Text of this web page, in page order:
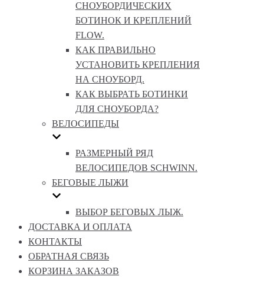
СНОУБОРДИЧЕСКИХ
БОТИНОК И КРЕПЛЕНИЙ
FLOW.
КАК ПРАВИЛЬНО
УСТАНОВИТЬ КРЕПЛЕНИЯ
НА СНОУБОРД.
КАК ВЫБРАТЬ БОТИНКИ
ДЛЯ СНОУБОРДА?
ВЕЛОСИПЕДЫ
РАЗМЕРНЫЙ РЯД
ВЕЛОСИПЕДОВ SCHWINN.
БЕГОВЫЕ ЛЫЖИ
ВЫБОР БЕГОВЫХ ЛЫЖ.
ДОСТАВКА И ОПЛАТА
КОНТАКТЫ
ОБРАТНАЯ СВЯЗЬ
КОРЗИНА ЗАКАЗОВ